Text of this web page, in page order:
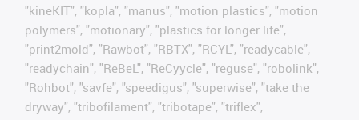
"kineKIT", "kopla", "manus", "motion plastics", "motion
polymers", "motionary", "plastics for longer life",
"print2mold", "Rawbot", "RBTX", "RCYL", "readycable",
"readychain", "ReBeL", "ReCyycle", "reguse", "robolink",
"Rohbot", "savfe", "speedigus", "superwise", "take the
dryway", "tribofilament", "tribotape", "triflex",